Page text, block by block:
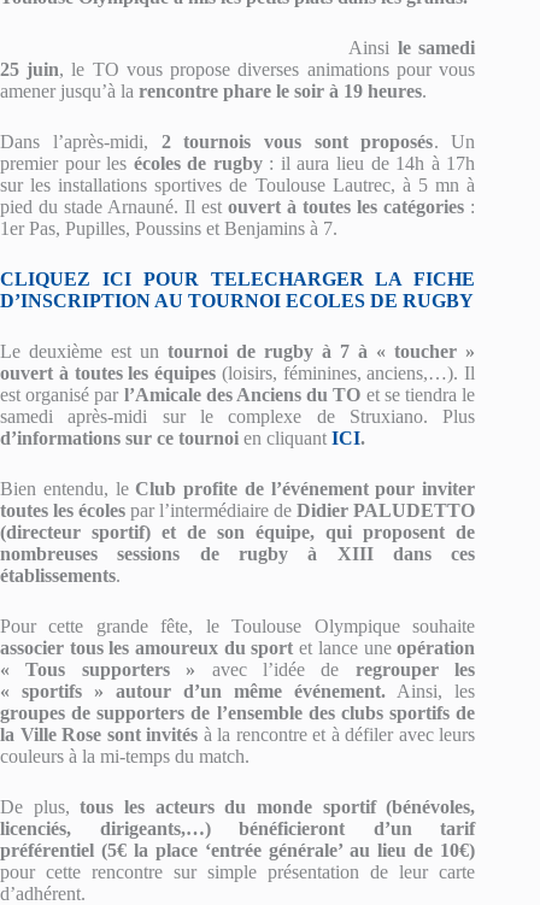
Ainsi le samedi
25 juin, le TO vous propose diverses animations pour vous
amener jusqu’à la rencontre phare le soir à 19 heures.
Dans l’après-midi, 2 tournois vous sont proposés. Un
premier pour les écoles de rugby: il aura lieu de 14h à 17h
sur les installations sportives de Toulouse Lautrec, à 5 mn à
pied du stade Arnauné. Il estouvert à toutes les catégories :
1er Pas, Pupilles, Poussins et Benjamins à 7.
CLIQUEZ ICI POUR TELECHARGER LA FICHE
D’INSCRIPTION AU TOURNOI ECOLES DE RUGBY
Le deuxième est untournoi de rugby à 7 à « toucher »
ouvert à toutes les équipes (loisirs, féminines, anciens,…). Il
est organisé par l’Amicale des Anciens du TO et se tiendra le
samedi après-midi sur le complexe de Struxiano. Plus
d’informations sur ce tournoi en cliquant ICI.
Bien entendu, leClub profite de l’événement pour inviter
toutes les écoles par l’intermédiaire deDidier PALUDETTO
(directeur sportif) et de son équipe, qui proposent de
nombreuses sessions de rugby à XIII dans ces
établissements.
Pour cette grande fête, le Toulouse Olympique souhaite
associer tous les amoureux du sport et lance uneopération
« Tous supporters » avec l’idée de regrouper les
« sportifs » autour d’un même événement. Ainsi, les
groupes de supporters de l’ensemble des clubs sportifs de
la Ville Rose sont invités à la rencontre et à défiler avec leurs
couleurs à la mi-temps du match.
De plus,tous les acteurs du monde sportif (bénévoles,
licenciés, dirigeants,…) bénéficieront d’un tarif
préférentiel (5€ la place ‘entrée générale’ au lieu de 10€)
pour cette rencontre sur simple présentation de leur carte
d’adhérent.